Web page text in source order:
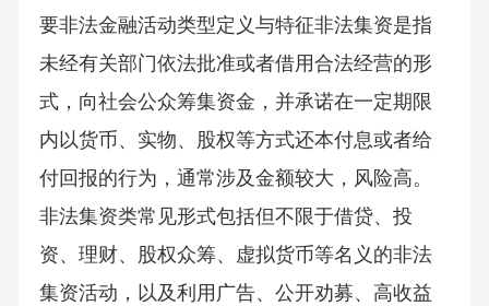
要非法金融活动类型定义与特征非法集资是指
未经有关部门依法批准或者借用合法经营的形
式，向社会公众筹集资金，并承诺在一定期限
内以货币、实物、股权等方式还本付息或者给
付回报的行为，通常涉及金额较大，风险高。
非法集资类常见形式包括但不限于借贷、投
资、理财、股权众筹、虚拟货币等名义的非法
集资活动，以及利用广告、公开劝募、高收益